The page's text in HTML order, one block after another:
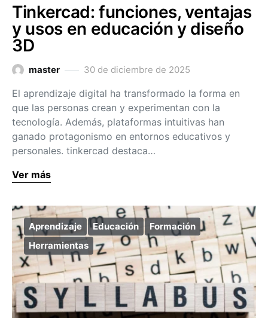
Tinkercad: funciones, ventajas
y usos en educación y diseño
3D
master 30 de diciembre de 2025
El aprendizaje digital ha transformado la forma en
que las personas crean y experimentan con la
tecnología. Además, plataformas intuitivas han
ganado protagonismo en entornos educativos y
personales. tinkercad destaca…
Ver más
Aprendizaje Educación
Formación
Herramientas